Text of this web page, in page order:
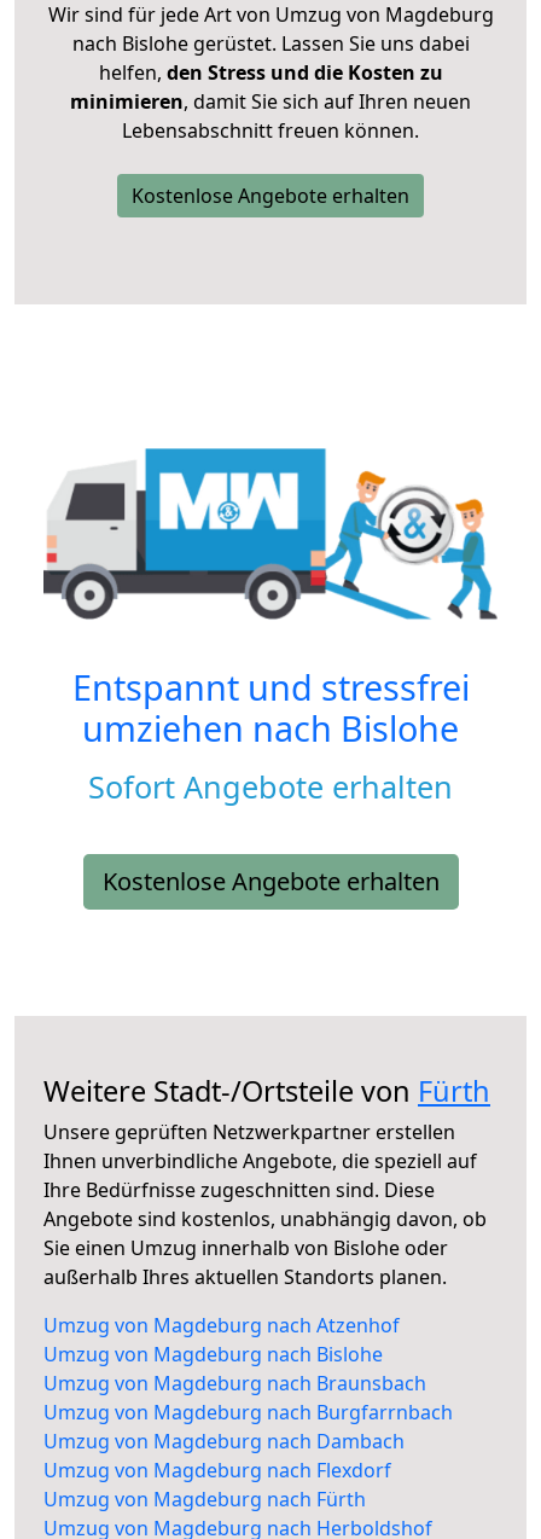
Wir sind für jede Art von Umzug von Magdeburg
nach Bislohe gerüstet. Lassen Sie uns dabei
helfen, den Stress und die Kosten zu
minimieren, damit Sie sich auf Ihren neuen
Lebensabschnitt freuen können.
Kostenlose Angebote erhalten
Entspannt und stressfrei
umziehen nach Bislohe
Sofort Angebote erhalten
Kostenlose Angebote erhalten
Weitere Stadt-/Ortsteile von Fürth
Unsere geprüften Netzwerkpartner erstellen
Ihnen unverbindliche Angebote, die speziell auf
Ihre Bedürfnisse zugeschnitten sind. Diese
Angebote sind kostenlos, unabhängig davon, ob
Sie einen Umzug innerhalb von Bislohe oder
außerhalb Ihres aktuellen Standorts planen.
Umzug von Magdeburg nach Atzenhof
Umzug von Magdeburg nach Bislohe
Umzug von Magdeburg nach Braunsbach
Umzug von Magdeburg nach Burgfarrnbach
Umzug von Magdeburg nach Dambach
Umzug von Magdeburg nach Flexdorf
Umzug von Magdeburg nach Fürth
Umzug von Magdeburg nach Herboldshof